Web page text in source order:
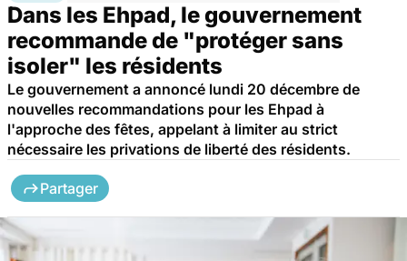
Dans les Ehpad, le gouvernement
recommande de "protéger sans
isoler" les résidents
Le gouvernement a annoncé lundi 20 décembre de
nouvelles recommandations pour les Ehpad à
l'approche des fêtes, appelant à limiter au strict
nécessaire les privations de liberté des résidents.
Partager